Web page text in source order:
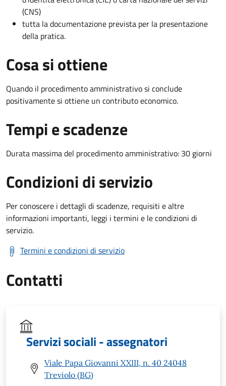
(CNS)
tutta la documentazione prevista per la presentazione
della pratica.
Cosa si ottiene
Quando il procedimento amministrativo si conclude
positivamente si ottiene un contributo economico.
Tempi e scadenze
Durata massima del procedimento amministrativo: 30 giorni
Condizioni di servizio
Per conoscere i dettagli di scadenze, requisiti e altre
informazioni importanti, leggi i termini e le condizioni di
servizio.
Termini e condizioni di servizio
Contatti
Servizi sociali - assegnatori
Viale Papa Giovanni XXIII, n. 40 24048
Treviolo (BG)